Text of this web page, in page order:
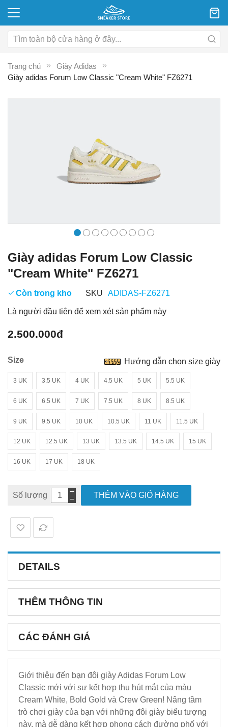
Trang chủ
Giày Adidas
Giày adidas Forum Low Classic "Cream White" FZ6271
Giày adidas Forum Low Classic
"Cream White" FZ6271
Còn trong kho SKU ADIDAS-FZ6271
Là người đầu tiên để xem xét sản phẩm này
2.500.000đ
Size
3 UK 3.5 UK 4 UK 4.5 UK 5 UK 5.5 UK
6 UK 6.5 UK 7 UK 7.5 UK 8 UK 8.5 UK
9 UK 9.5 UK 10 UK 10.5 UK 11 UK 11.5 UK
12 UK 12.5 UK 13 UK 13.5 UK 14.5 UK 15 UK
16 UK 17 UK 18 UK
Hướng dẫn chọn size giày
Số lượng THÊM VÀO GIỎ HÀNG
DETAILS
THÊM THÔNG TIN
CÁC ĐÁNH GIÁ
Giới thiệu đến bạn đôi giày Adidas Forum Low
Classic mới với sự kết hợp thu hút mắt của màu
Cream White, Bold Gold và Crew Green! Nâng tầm
trò chơi giày của bạn với những đôi giày biểu tượng
này, mà dễ dàng kết hợp phong cách đường phố với